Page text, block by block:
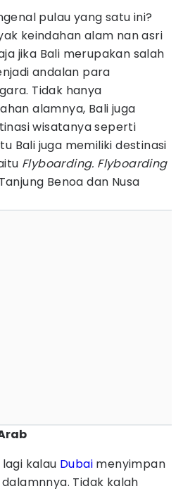
pulau yang satu ini?
keindahan alam nan asri
jika Bali merupakan salah
andalan para
Tidak hanya
alamnya, Bali juga
wisatanya seperti
Bali juga memiliki destinasi
Flyboarding. Flyboarding
Benoa dan Nusa
kalau Dubai menyimpan
Tidak kalah